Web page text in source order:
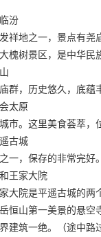
汾
祥地之一，景点有
槐树景区，是中华民
群，历史悠久，底蕴
太原
市。这里美食荟萃，
古城
一，保存的非常完好
王家大院
大院是平遥古城的两
恒山第一美景的悬空
建筑一绝。（途中路